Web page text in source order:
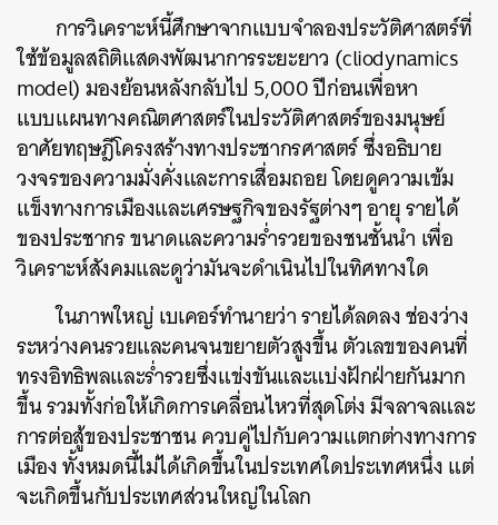
การวิเคราะห์นี้ศึกษาจากแบบจำลองประวัติศาสตร์ที่
ใช้ข้อมูลสถิติแสดงพัฒนาการระยะยาว (cliodynamics
model)มองย้อนหลังกลับไป 5,000ปีก่อนเพื่อหา
แบบแผนทางคณิตศาสตร์ในประวัติศาสตร์ของมนุษย์
อาศัยทฤษฎีโครงสร้างทางประชากรศาสตร์ซึ่งอธิบาย
วงจรของความมั่งคั่งและการเสื่อมถอยโดยดูความเข้ม
แข็งทางการเมืองและเศรษฐกิจของรัฐต่างๆอายุรายได้
ของประชากรขนาดและความร่ำรวยของชนชั้นนำ เพื่อ
วิเคราะห์สังคมและดูว่ามันจะดำเนินไปในทิศทางใด
ในภาพใหญ่เบเคอร์ทำนายว่ารายได้ลดลงช่องว่าง
ระหว่างคนรวยและคนจนขยายตัวสูงขึ้นตัวเลขของคนที่
ทรงอิทธิพลและร่ำรวยซึ่งแข่งขันและแบ่งฝักฝ่ายกันมาก
ขึ้นรวมทั้งก่อให้เกิดการเคลื่อนไหวที่สุดโต่งมีจลาจลและ
การต่อสู้ของประชาชนควบคู่ไปกับความแตกต่างทางการ
เมืองทั้งหมดนี้ไม่ได้เกิดขึ้นในประเทศใดประเทศหนึ่งแต่
จะเกิดขึ้นกับประเทศส่วนใหญ่ในโลก